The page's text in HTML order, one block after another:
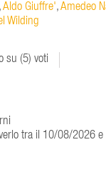
,Aldo Giuffre',Amedeo
Wilding
su (5) voti
tra il 10/08/2026